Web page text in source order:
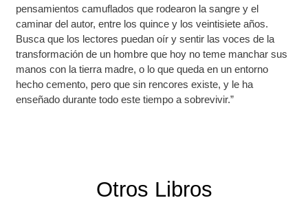
pensamientos camu­flados que rodearon la sangre y el
caminar del autor, entre los quince y los veintisiete años.
Busca que los lectores puedan oír y sentir las voces de la
transformación de un hombre que hoy no teme manchar sus
manos con la tierra madre, o lo que queda en un entorno
hecho cemento, pero que sin rencores existe, y le ha
enseñado durante todo este tiempo a sobrevivir.”
Otros Libros